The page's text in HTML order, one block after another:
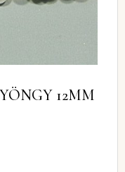
12MM